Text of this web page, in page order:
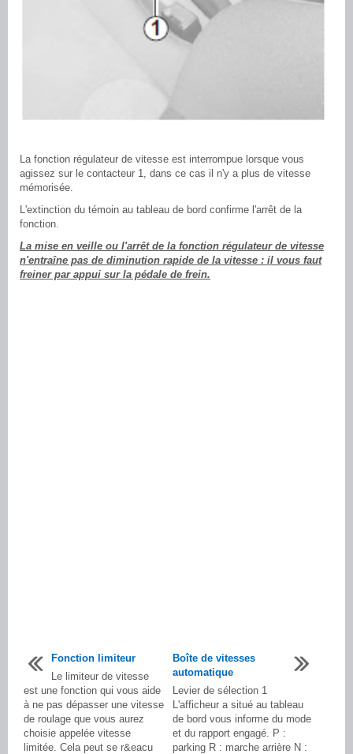
La fonction régulateur de vitesse est interrompue lorsque vous
agissez sur le contacteur 1, dans ce cas il n'y a plus de vitesse
mémorisée.
L'extinction du témoin au tableau de bord confirme l'arrêt de la
fonction.
La mise en veille ou l'arrêt de la fonction régulateur de vitesse
n'entraîne pas de diminution rapide de la vitesse : il vous faut
freiner par appui sur la pédale de frein.
Fonction limiteur
Le limiteur de vitesse
est une fonction qui vous aide
à ne pas dépasser une vitesse
de roulage que vous aurez
choisie appelée vitesse
limitée. Cela peut se r&eacu
Boîte de vitesses
automatique
Levier de sélection 1
L'afficheur a situé au tableau
de bord vous informe du mode
et du rapport engagé. P :
parking R : marche arrière N :